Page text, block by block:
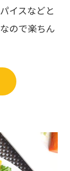
イスなどと
ので楽ちん